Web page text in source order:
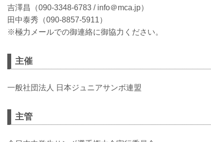
吉澤昌（090-3348-6783 / info＠mca.jp）
田中泰秀（090-8857-5911）
※極力メールでの御連絡に御協力ください。
主催
一般社団法人 日本ジュニアサンボ連盟
主管